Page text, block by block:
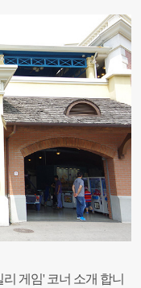
게임' 코너 소개 합니